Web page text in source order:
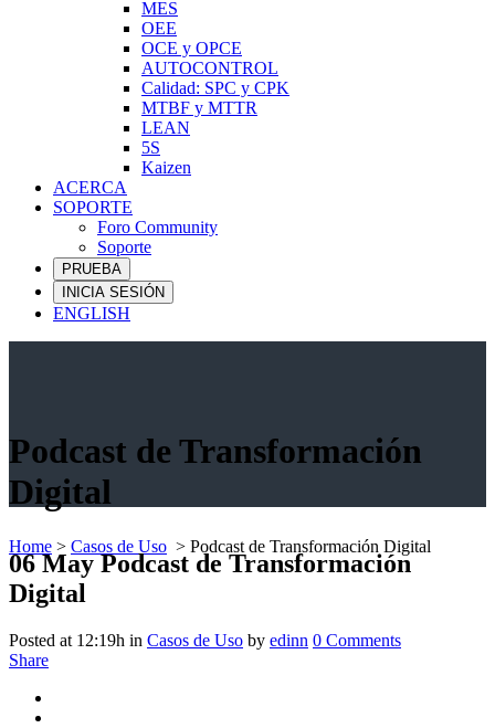
MES
OEE
OCE y OPCE
AUTOCONTROL
Calidad: SPC y CPK
MTBF y MTTR
LEAN
5S
Kaizen
ACERCA
SOPORTE
Foro Community
Soporte
PRUEBA
INICIA SESIÓN
ENGLISH
Podcast de Transformación
Digital
Home > Casos de Uso > Podcast de Transformación Digital
06 MayPodcast de Transformación
Digital
Posted at 12:19h in Casos de Uso by edinn 0 Comments
Share